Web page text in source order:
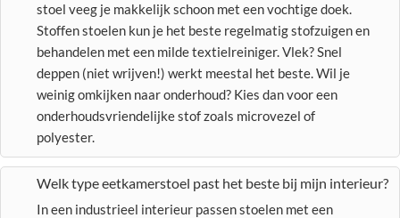
stoel veeg je makkelijk schoon met een vochtige doek.
Stoffen stoelen kun je het beste regelmatig stofzuigen en
behandelen met een milde textielreiniger. Vlek? Snel
deppen (niet wrijven!) werkt meestal het beste. Wil je
weinig omkijken naar onderhoud? Kies dan voor een
onderhoudsvriendelijke stof zoals microvezel of
polyester.
Welk type eetkamerstoel past het beste bij mijn interieur?
In een industrieel interieur passen stoelen met een